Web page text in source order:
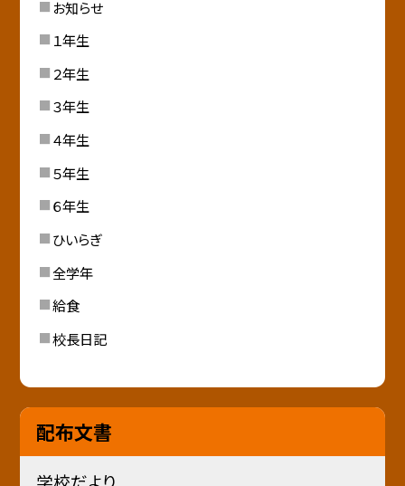
お知らせ
１年生
２年生
３年生
４年生
５年生
６年生
ひいらぎ
全学年
給食
校長日記
配布文書
学校だより